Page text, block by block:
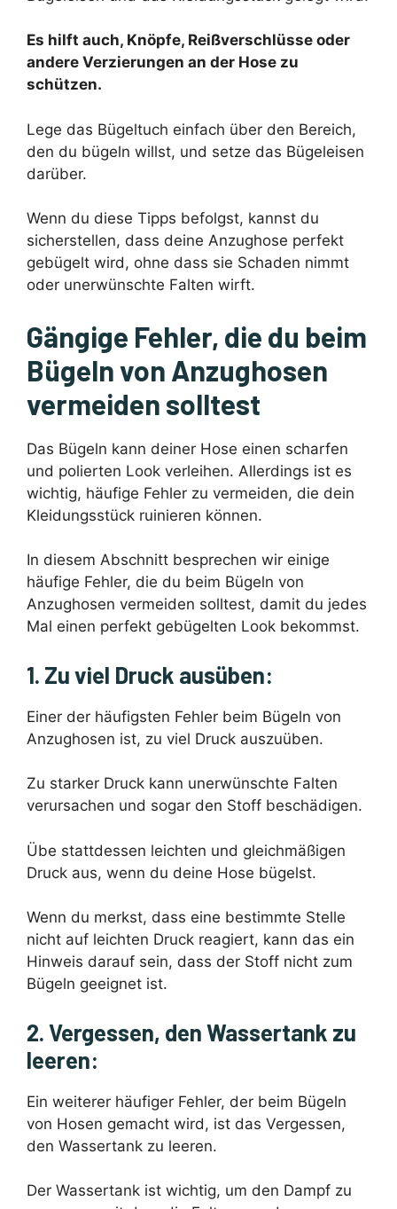
Es hilft auch, Knöpfe, Reißverschlüsse oder
andere Verzierungen an der Hose zu
schützen.
Lege das Bügeltuch einfach über den Bereich,
den du bügeln willst, und setze das Bügeleisen
darüber.
Wenn du diese Tipps befolgst, kannst du
sicherstellen, dass deine Anzughose perfekt
gebügelt wird, ohne dass sie Schaden nimmt
oder unerwünschte Falten wirft.
Gängige Fehler, die du beim
Bügeln von Anzughosen
vermeiden solltest
Das Bügeln kann deiner Hose einen scharfen
und polierten Look verleihen. Allerdings ist es
wichtig, häufige Fehler zu vermeiden, die dein
Kleidungsstück ruinieren können.
In diesem Abschnitt besprechen wir einige
häufige Fehler, die du beim Bügeln von
Anzughosen vermeiden solltest, damit du jedes
Mal einen perfekt gebügelten Look bekommst.
1. Zu viel Druck ausüben:
Einer der häufigsten Fehler beim Bügeln von
Anzughosen ist, zu viel Druck auszuüben.
Zu starker Druck kann unerwünschte Falten
verursachen und sogar den Stoff beschädigen.
Übe stattdessen leichten und gleichmäßigen
Druck aus, wenn du deine Hose bügelst.
Wenn du merkst, dass eine bestimmte Stelle
nicht auf leichten Druck reagiert, kann das ein
Hinweis darauf sein, dass der Stoff nicht zum
Bügeln geeignet ist.
2. Vergessen, den Wassertank zu
leeren:
Ein weiterer häufiger Fehler, der beim Bügeln
von Hosen gemacht wird, ist das Vergessen,
den Wassertank zu leeren.
Der Wassertank ist wichtig, um den Dampf zu